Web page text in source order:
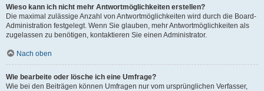
Wieso kann ich nicht mehr Antwortmöglichkeiten erstellen?
Die maximal zulässige Anzahl von Antwortmöglichkeiten wird durch die Board-
Administration festgelegt. Wenn Sie glauben, mehr Antwortmöglichkeiten als
zugelassen zu benötigen, kontaktieren Sie einen Administrator.
Nach oben
Wie bearbeite oder lösche ich eine Umfrage?
Wie bei den Beiträgen können Umfragen nur vom ursprünglichen Verfasser,